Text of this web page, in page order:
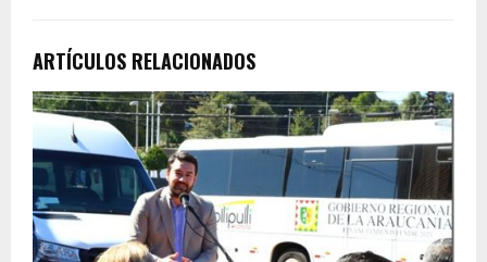
ARTÍCULOS RELACIONADOS